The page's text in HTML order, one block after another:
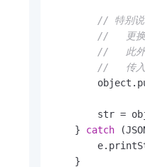
// 特别说
//   更换
//   此外,
//   传入
str =
    }
catch
    }